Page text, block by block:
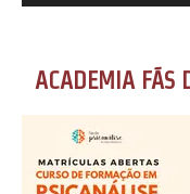
ACADEMIA FÃS